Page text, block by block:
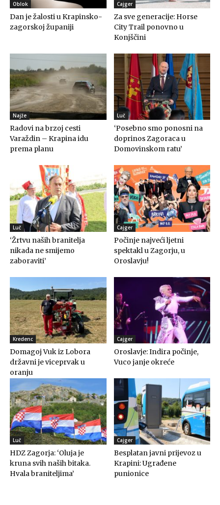
Oblok
Dan je žalosti u Krapinsko-
zagorskoj županiji
Cajger
Za sve generacije: Horse
City Trail ponovno u
Konjščini
Najže
Radovi na brzoj cesti
Varaždin – Krapina idu
prema planu
Luč
‘Posebno smo ponosni na
doprinos Zagoraca u
Domovinskom ratu’
Luč
‘Žrtvu naših branitelja
nikada ne smijemo
zaboraviti’
Cajger
Počinje najveći ljetni
spektakl u Zagorju, u
Oroslavju!
Kredenc
Domagoj Vuk iz Lobora
državni je viceprvak u
oranju
Cajger
Oroslavje: Indira počinje,
Vuco janje okreće
Luč
HDZ Zagorja: ‘Oluja je
kruna svih naših bitaka.
Hvala braniteljima’
Cajger
Besplatan javni prijevoz u
Krapini: Ugrađene
punionice